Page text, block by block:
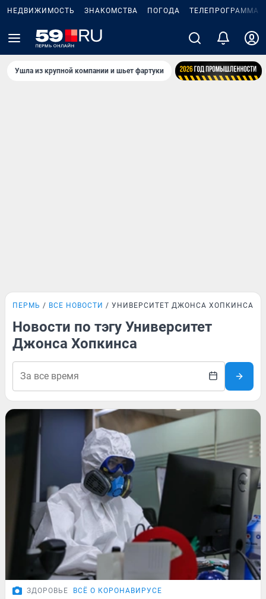
НЕДВИЖИМОСТЬ ЗНАКОМСТВА ПОГОДА ТЕЛЕПРОГРАММА
Ушла из крупной компании и шьет фартуки
ПЕРМЬ ВСЕ НОВОСТИ УНИВЕРСИТЕТ ДЖОНСА ХОПКИНСА
Новости по тэгу Университет
Джонса Хопкинса
ЗДОРОВЬЕ ВСЁ О КОРОНАВИРУСЕ